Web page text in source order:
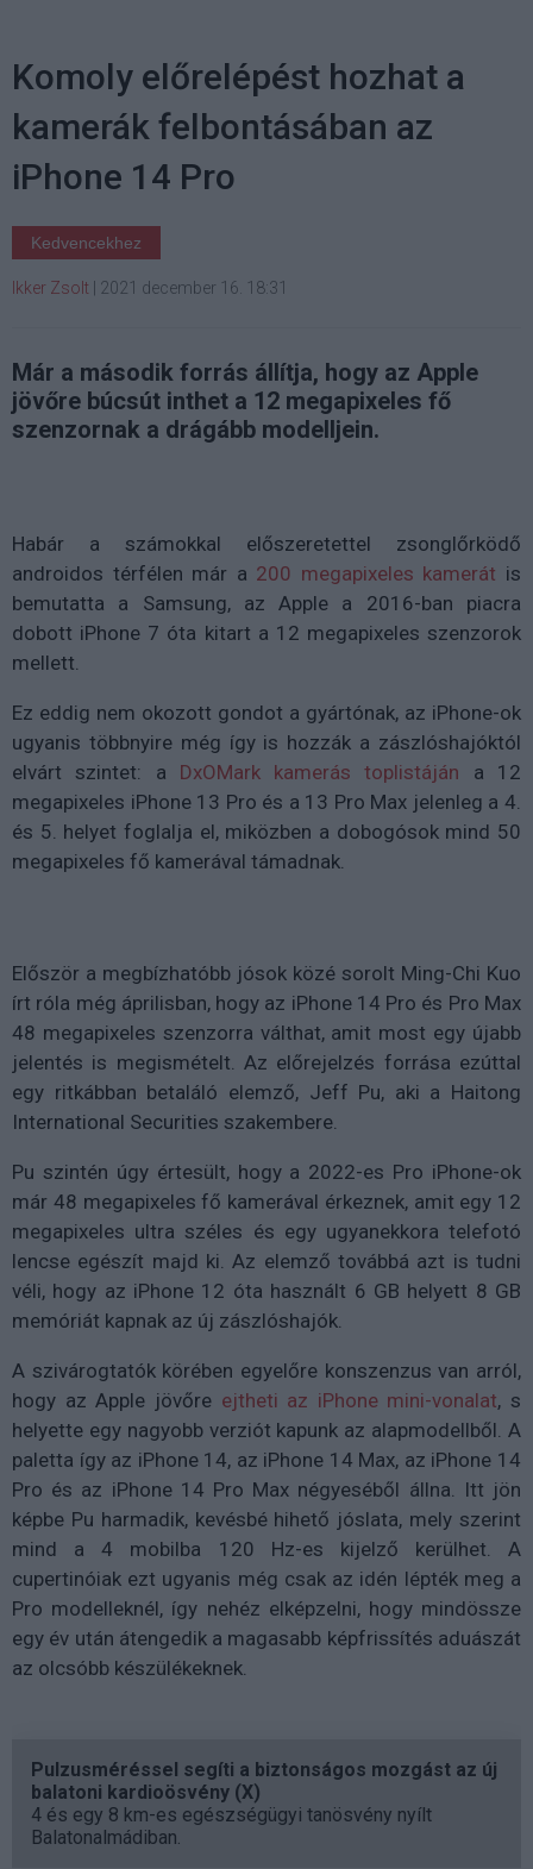
Komoly előrelépést hozhat a
kamerák felbontásában az
iPhone 14 Pro
Kedvencekhez
Ikker Zsolt 2021 december 16. 18:31
Már a második forrás állítja, hogy az Apple
jövőre búcsút inthet a 12 megapixeles fő
szenzornak a drágább modelljein.
Habár a számokkal előszeretettel zsonglőrködő
androidos térfélen már a 200 megapixeles kamerát is
bemutatta a Samsung, az Apple a 2016-ban piacra
dobott iPhone 7 óta kitart a 12 megapixeles szenzorok
mellett.
Ez eddig nem okozott gondot a gyártónak, az iPhone-ok
ugyanis többnyire még így is hozzák a zászlóshajóktól
elvárt szintet: a DxOMark kamerás toplistáján a 12
megapixeles iPhone 13 Pro és a 13 Pro Max jelenleg a 4.
és 5. helyet foglalja el, miközben a dobogósok mind 50
megapixeles fő kamerával támadnak.
Először a megbízhatóbb jósok közé sorolt Ming-Chi Kuo
írt róla még áprilisban, hogy az iPhone 14 Pro és Pro Max
48 megapixeles szenzorra válthat, amit most egy újabb
jelentés is megismételt. Az előrejelzés forrása ezúttal
egy ritkábban betaláló elemző, Jeff Pu, aki a Haitong
International Securities szakembere.
Pu szintén úgy értesült, hogy a 2022-es Pro iPhone-ok
már 48 megapixeles fő kamerával érkeznek, amit egy 12
megapixeles ultra széles és egy ugyanekkora telefotó
lencse egészít majd ki. Az elemző továbbá azt is tudni
véli, hogy az iPhone 12 óta használt 6 GB helyett 8 GB
memóriát kapnak az új zászlóshajók.
A szivárogtatók körében egyelőre konszenzus van arról,
hogy az Apple jövőre ejtheti az iPhone mini-vonalat, s
helyette egy nagyobb verziót kapunk az alapmodellből. A
paletta így az iPhone 14, az iPhone 14 Max, az iPhone 14
Pro és az iPhone 14 Pro Max négyeséből állna. Itt jön
képbe Pu harmadik, kevésbé hihető jóslata, mely szerint
mind a 4 mobilba 120 Hz-es kijelző kerülhet. A
cupertinóiak ezt ugyanis még csak az idén lépték meg a
Pro modelleknél, így nehéz elképzelni, hogy mindössze
egy év után átengedik a magasabb képfrissítés aduászát
az olcsóbb készülékeknek.
Pulzusméréssel segíti a biztonságos mozgást az új
balatoni kardioösvény (X)
4 és egy 8 km-es egészségügyi tanösvény nyílt
Balatonalmádiban.